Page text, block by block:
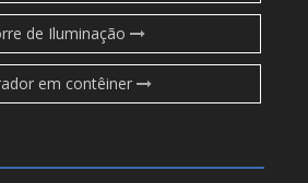
de Iluminação
em contêiner